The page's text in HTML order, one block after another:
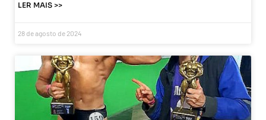
LER MAIS >>
28 de agosto de 2024